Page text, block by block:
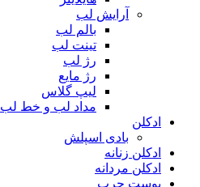
آرایش لب
بالم لب
تینت لب
رژ لب
رژ مایع
لیپ گلاس
مداد لب و خط لب
ادکلن
بادی اسپلش
ادکلن زنانه
ادکلن مردانه
پوست چرب